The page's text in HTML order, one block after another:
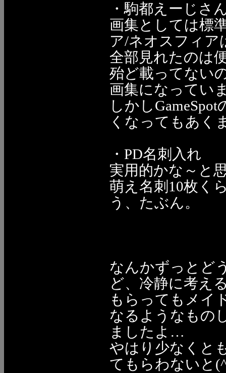
・駒都えーじさ
画集としては標
ア/ネオスフィア
全部見れたのは
殆ど載ってない
画集になってい
しかし
くなってもあく
・PD名刺入れ
実用的かな～と
萌え名刺10枚く
う、たぶん。
なんかずっとど
ど、冷静に考え
もらってもメイ
なるようなもの
ましたよ…
やはり少なくと
てもらわないと